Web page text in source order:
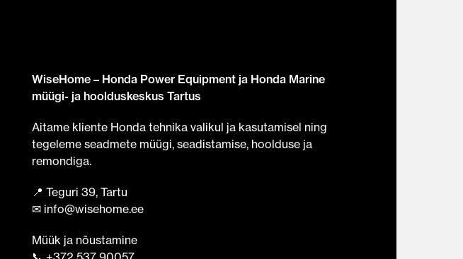
WiseHome – Honda Power Equipment ja Honda Marine
müügi- ja hoolduskeskus Tartus
Aitame kliente Honda tehnika valikul ja kasutamisel ning
tegeleme seadmete müügi, seadistamise, hoolduse ja
remondiga.
📍 Teguri 39, Tartu
✉ info@wisehome.ee
Müük ja nõustamine